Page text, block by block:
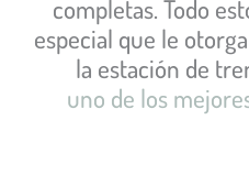
completas. Todo
especial que le
la estación de
uno de los